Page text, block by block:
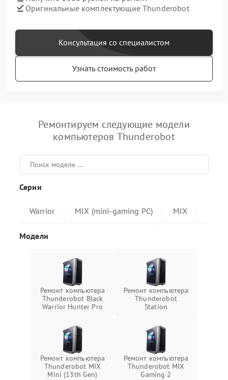
Оригинальные комплектующие Thunderobot
Консультация со специалистом
Узнать стоимость работ
Ремонтируем следующие модели
компьютеров Thunderobot
Серии
Warrior MIX (mini-gaming PC) MIX
Модели
Ремонт компьютера
Thunderobot Black
Warrior Hunter Pro
Ремонт компьютера
Thunderobot
Station
Ремонт компьютера
Thunderobot MIX
Mini (13th Gen)
Ремонт компьютера
Thunderobot MIX
Gaming 2